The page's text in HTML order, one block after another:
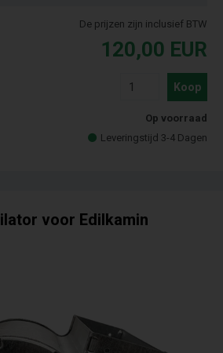
De prijzen zijn inclusief BTW
120,00 EUR
Koop
Op voorraad
Leveringstijd 3-4 Dagen
voor Edilkamin